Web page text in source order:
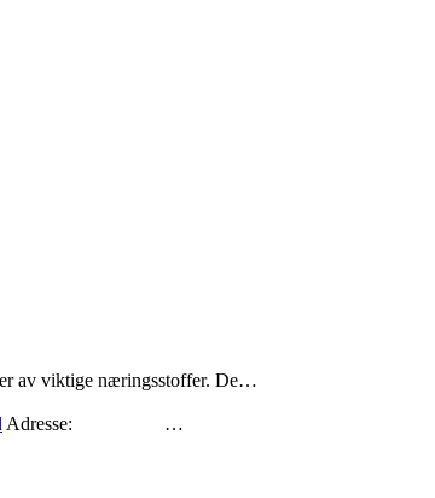
av viktige næringsstoffer. De…
Adresse: …